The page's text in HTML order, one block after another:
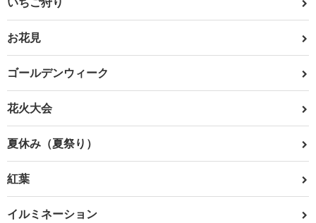
お花見
ゴールデンウィーク
花火大会
夏休み（夏祭り）
紅葉
イルミネーション